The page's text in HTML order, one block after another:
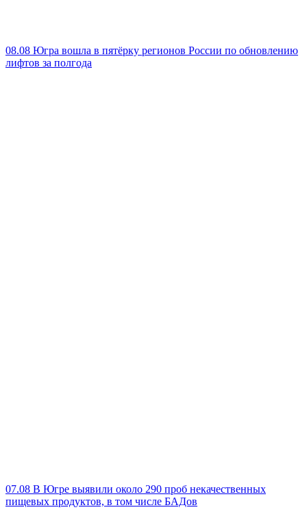
08.08 Югра вошла в пятёрку регионов России по обновлению
лифтов за полгода
07.08 В Югре выявили около 290 проб некачественных
пищевых продуктов, в том числе БАДов